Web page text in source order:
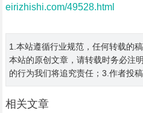
eirizhishi.com/49528.html
1.本站遵循行业规范，任何转载的
本站的原创文章，请转载时务必注
的行为我们将追究责任；3.作者投
相关文章